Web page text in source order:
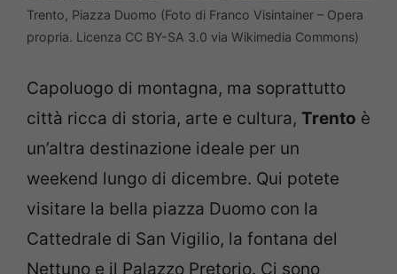
Trento, Piazza Duomo (Foto di Franco Visintainer – Opera
propria. Licenza CC BY-SA 3.0 via Wikimedia Commons)
Capoluogo di montagna, ma soprattutto
città ricca di storia, arte e cultura, Trento è
un’altra destinazione ideale per un
weekend lungo di dicembre. Qui potete
visitare la bella piazza Duomo con la
Cattedrale di San Vigilio, la fontana del
Nettuno e il Palazzo Pretorio. Ci sono